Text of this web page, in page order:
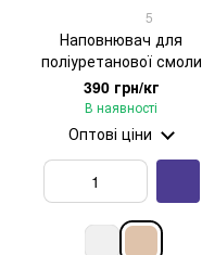
5
Наповнювач для
поліуретанової смоли
бежевий
390 грн/кг
В наявності
Оптові ціни